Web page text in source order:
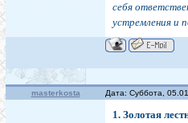
себя
устремления и
masterkosta Дата: Суббота,
1. Золотая